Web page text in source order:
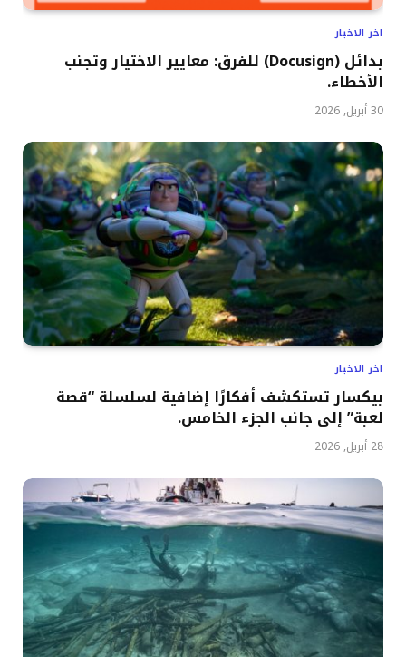
اخر الاخبار
بدائل (Docusign) للفرق: معايير الاختيار وتجنب
الأخطاء.
30 أبريل, 2026
اخر الاخبار
بيكسار تستكشف أفكارًا إضافية لسلسلة “قصة
لعبة” إلى جانب الجزء الخامس.
28 أبريل, 2026